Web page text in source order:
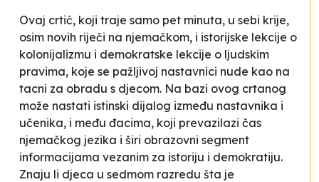
Ovaj crtić, koji traje samo pet minuta, u sebi krije,
osim novih riječi na njemačkom, i istorijske lekcije o
kolonijalizmu i demokratske lekcije o ljudskim
pravima, koje se pažljivoj nastavnici nude kao na
tacni za obradu s djecom. Na bazi ovog crtanog
može nastati istinski dijalog između nastavnika i
učenika, i među đacima, koji prevazilazi čas
njemačkog jezika i širi obrazovni segment
informacijama vezanim za istoriju i demokratiju.
Znaju li djeca u sedmom razredu šta je